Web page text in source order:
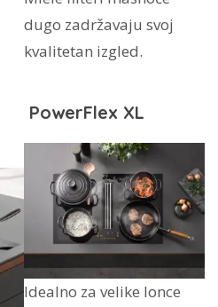
dugo zadržavaju svoj
kvalitetan izgled.
PowerFlex XL
Idealno za velike lonce